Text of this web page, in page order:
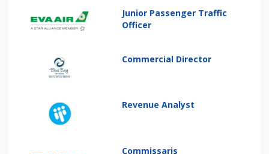
Junior Passenger Traffic
Officer
Commercial Director
Revenue Analyst
Commissaris